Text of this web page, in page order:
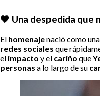
🖤 Una despedida que
El homenajenació como una
redes sociales que
el impacto y el cariño que
personas a lo largo de su